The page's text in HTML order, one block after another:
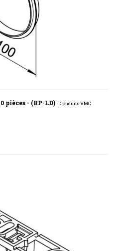
pièces - (RP-LD) - Conduits VMC